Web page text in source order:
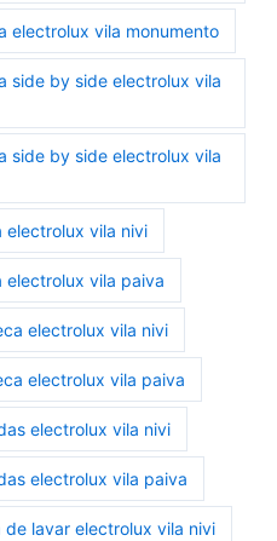
electrolux vila monumento
side by side electrolux vila
side by side electrolux vila
electrolux vila nivi
electrolux vila paiva
electrolux vila nivi
electrolux vila paiva
electrolux vila nivi
electrolux vila paiva
lavar electrolux vila nivi